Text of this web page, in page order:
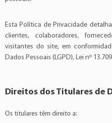
Esta Política de Privacidade
clientes, colaboradores,
visitantes do site, em
Dados Pessoais (LGPD), Lei nº
Direitos dos Titulares de
Os titulares têm direito a: